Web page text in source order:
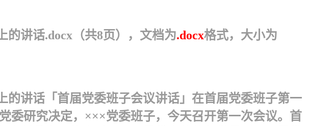
的讲话.docx（共8页），文档为.docx格式，大小为
的讲话「首届党委班子会议讲话」在首届党委班子第一
委研究决定，×××党委班子，今天召开第一次会议。首